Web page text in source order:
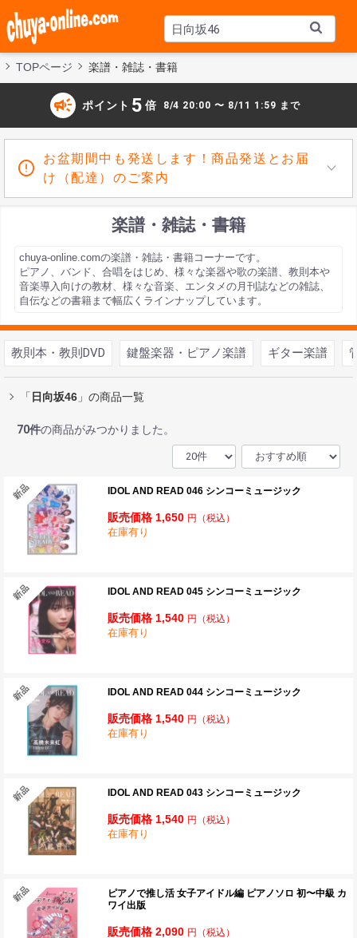
TOPページ 楽譜・雑誌・書籍
campaign ポイント 5 倍 8/4 20:00 〜 8/11 1:59 まで
お盆期間中も発送します！商品発送とお届
け（配達）のご案内
楽譜・雑誌・書籍
chuya-online.comの楽譜・雑誌・書籍コーナーです。
ピアノ、バンド、合唱をはじめ、様々な楽器や歌の楽譜、教則本や
音楽導入向けの教材、様々な音楽、エンタメの月刊誌などの雑誌、
自伝などの書籍まで幅広くラインナップしています。
教則本・教則DVD 鍵盤楽器・ピアノ楽譜 ギター楽譜
「 日向坂46 」の商品一覧
70件の商品がみつかりました。
IDOL AND READ 046 シンコーミュージック
販売価格 1,650 円 （税込）
在庫有り
IDOL AND READ 045 シンコーミュージック
販売価格 1,540 円 （税込）
在庫有り
IDOL AND READ 044 シンコーミュージック
販売価格 1,540 円 （税込）
在庫有り
IDOL AND READ 043 シンコーミュージック
販売価格 1,540 円 （税込）
在庫有り
ピアノで推し活 女子アイドル編 ピアノソロ 初〜中級 カ
ワイ出版
販売価格 2,090 円 （税込）